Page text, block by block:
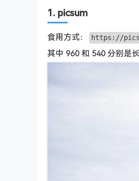
1. picsum
食用方式： https://
其中 960 和 540 分别是